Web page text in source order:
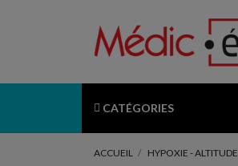
CATÉGORIES
ACCUEIL HYPOXIE - ALTITUDE